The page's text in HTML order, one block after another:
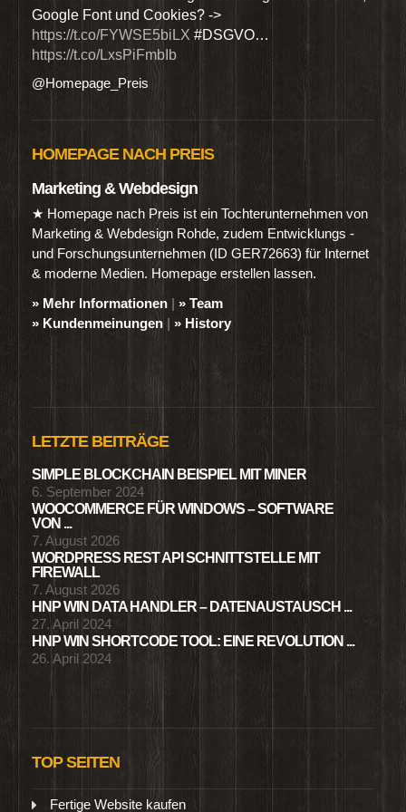
Google Font und Cookies? ->
https://t.co/FYWSE5biLX #DSGVO…
https://t.co/LxsPiFmbIb
@Homepage_Preis
HOMEPAGE NACH PREIS
Marketing & Webdesign
★ Homepage nach Preis ist ein Tochterunternehmen von
Marketing & Webdesign Rohde, zudem Entwicklungs -
und Forschungsunternehmen (ID GER72663) für Internet
& moderne Medien. Homepage erstellen lassen.
» Mehr Informationen | » Team
» Kundenmeinungen | » History
LETZTE BEITRÄGE
SIMPLE BLOCKCHAIN BEISPIEL MIT MINER
6. September 2024
WOOCOMMERCE FÜR WINDOWS – SOFTWARE
VON ...
7. August 2026
WORDPRESS REST API SCHNITTSTELLE MIT
FIREWALL
7. August 2026
HNP WIN DATA HANDLER – DATENAUSTAUSCH ...
27. April 2024
HNP WIN SHORTCODE TOOL: EINE REVOLUTION ...
26. April 2024
TOP SEITEN
Fertige Website kaufen